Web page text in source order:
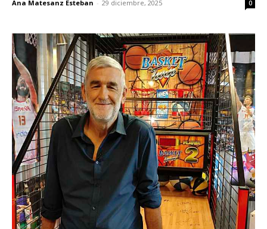
Ana Matesanz Esteban - 29 diciembre, 2025 0